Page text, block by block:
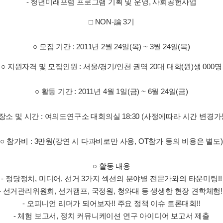
- 청년미래포럼 프로그램 기획 및 운영, 사회공헌사업
□ NON-論 3기
○ 모집 기간 : 2011년 2월 24일(목) ~ 3월 24일(목)
○ 지원자격 및 모집인원 : 서울/경기/인천 권역 20대 대학(원)생 000명
○ 활동 기간 : 2011년 4월 1일(금) ~ 6월 24일(금)
소 및 시간 : 여의도연구소 대회의실 18:30 (사정에따라 시간 변경가
○ 참가비 : 3만원(강연 시 다과비로만 사용, OT참가 등의 비용은 별도)
○ 활동 내용
- 정당정치, 미디어, 선거 3가지 섹션의 분야별 전문가와의 타운미팅!!
선거관리위원회, 선거캠프, 국정원, 청와대 등 생생한 현장 견학체험
- 오피니언 리더가 되어보자!! 주요 정책 이슈 토론대회!!
- 체험 보고서, 정치 커뮤니케이션 연구 아이디어 보고서 제출